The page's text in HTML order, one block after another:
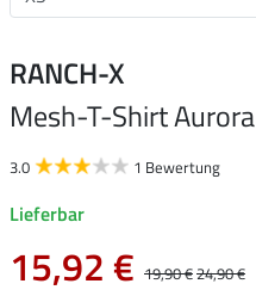
RANCH-X
Mesh-T-Shirt Aurora
3.0 1 Bewertung
Lieferbar
15,92 € 19,90 €24,90 €